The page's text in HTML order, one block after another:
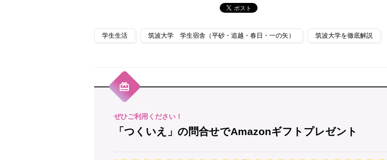
学生生活 筑波大学 学生宿舎（平砂・追越・春日・一の矢） 筑波大学を徹底解説
「つくいえ」の問合せでAmazonギフトプレゼント